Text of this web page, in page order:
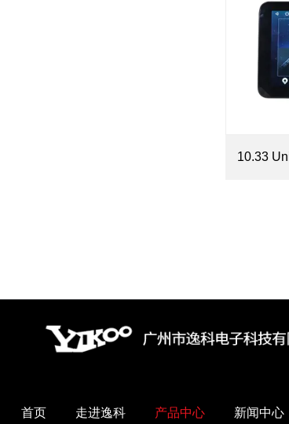
10.33
首页 走进逸科 产品中心 新闻中心